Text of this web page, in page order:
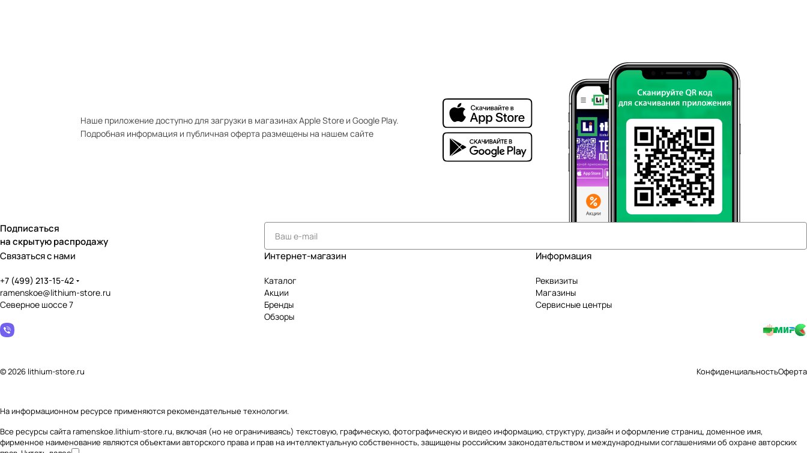
Наше приложение доступно для загрузки в магазинах Apple Store и Google Play.
Подробная информация и публичная оферта размещены на нашем сайте
Подписаться
на скрытую распродажу
Связаться с нами
+7 (499) 213-15-42
ramenskoe@lithium-store.ru
Северное шоссе 7
Интернет-магазин
Каталог
Акции
Бренды
Обзоры
Информация
Реквизиты
Магазины
Сервисные центры
© 2026 lithium-store.ru КонфиденциальностьОферта
На информационном ресурсе применяютсярекомендательные технологии.
Все ресурсы сайта ramenskoe.lithium-store.ru, включая (но не ограничиваясь) текстовую, графическую, фотографическую и видео информацию, структуру, дизайн и оформление страниц, доменное имя,
фирменное наименование являются объектами авторского права и прав на интеллектуальную собственность, защищены российским законодательством и международными соглашениями об охране авторских